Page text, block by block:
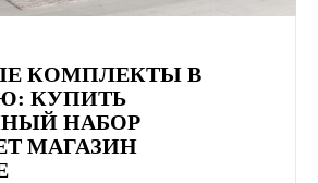
КОМПЛЕКТЫ В
КУПИТЬ
НАБОР
МАГАЗИН